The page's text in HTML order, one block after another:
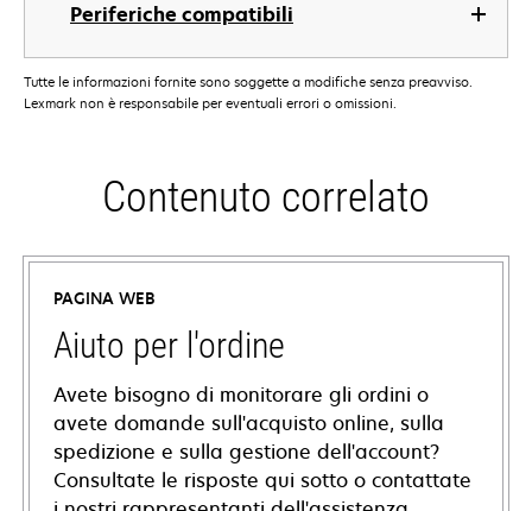
Periferiche compatibili
Tutte le informazioni fornite sono soggette a modifiche senza preavviso.
Lexmark non è responsabile per eventuali errori o omissioni.
Contenuto correlato
PAGINA WEB
Aiuto per l'ordine
Avete bisogno di monitorare gli ordini o
avete domande sull'acquisto online, sulla
spedizione e sulla gestione dell'account?
Consultate le risposte qui sotto o contattate